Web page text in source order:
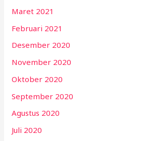
Maret 2021
Februari 2021
Desember 2020
November 2020
Oktober 2020
September 2020
Agustus 2020
Juli 2020